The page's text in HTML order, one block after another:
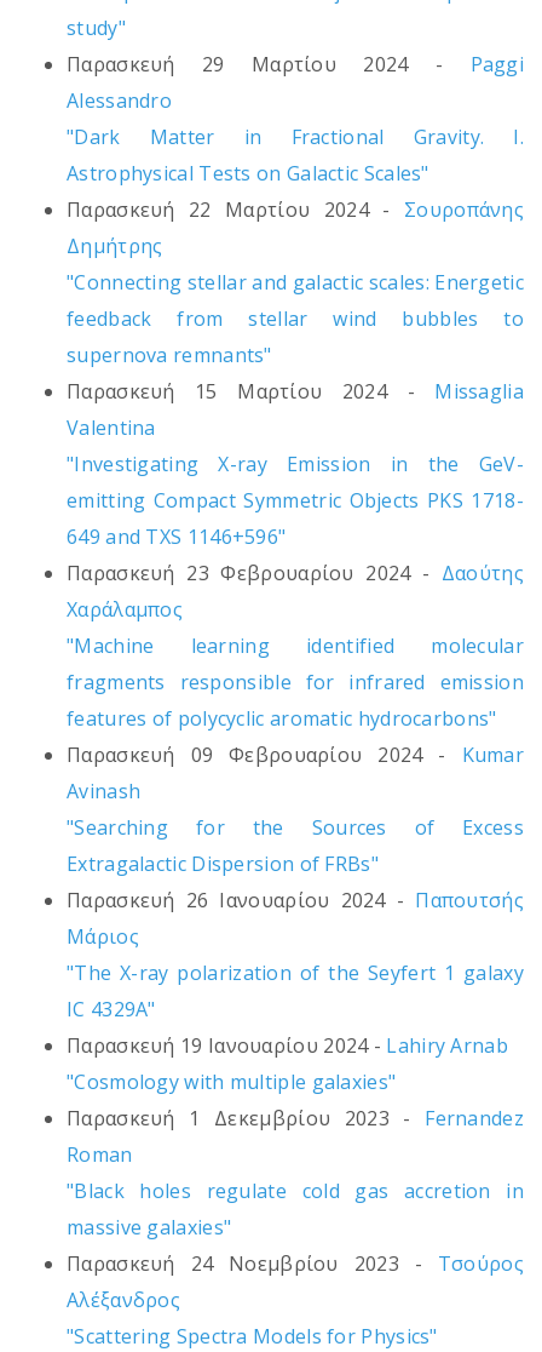
study"
Παρασκευή 29 Μαρτίου 2024 - Paggi
Alessandro
"Dark Matter in Fractional Gravity. I.
Astrophysical Tests on Galactic Scales"
Παρασκευή 22 Μαρτίου 2024 - Σουροπάνης
Δημήτρης
"Connecting stellar and galactic scales: Energetic
feedback from stellar wind bubbles to
supernova remnants"
Παρασκευή 15 Μαρτίου 2024 - Missaglia
Valentina
"Investigating X-ray Emission in the GeV-
emitting Compact Symmetric Objects PKS 1718-
649 and TXS 1146+596"
Παρασκευή 23 Φεβρουαρίου 2024 - Δαούτης
Χαράλαμπος
"Machine learning identified molecular
fragments responsible for infrared emission
features of polycyclic aromatic hydrocarbons"
Παρασκευή 09 Φεβρουαρίου 2024 - Kumar
Avinash
"Searching for the Sources of Excess
Extragalactic Dispersion of FRBs"
Παρασκευή 26 Ιανουαρίου 2024 - Παπουτσής
Μάριος
"The X-ray polarization of the Seyfert 1 galaxy
IC 4329A"
Παρασκευή 19 Ιανουαρίου 2024 - Lahiry Arnab
"Cosmology with multiple galaxies"
Παρασκευή 1 Δεκεμβρίου 2023 - Fernandez
Roman
"Black holes regulate cold gas accretion in
massive galaxies"
Παρασκευή 24 Νοεμβρίου 2023 - Τσούρος
Αλέξανδρος
"Scattering Spectra Models for Physics"